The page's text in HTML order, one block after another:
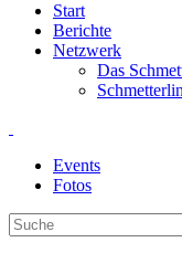
Start
Berichte
Netzwerk
Das
Events
Fotos